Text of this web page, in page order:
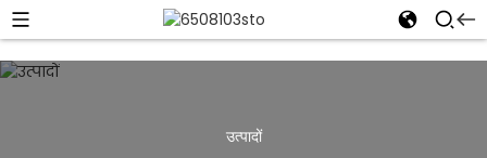
उत्पादों